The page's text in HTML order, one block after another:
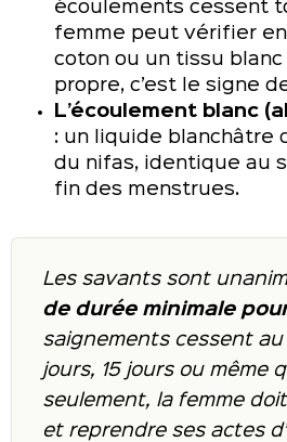
écoulements cessent
femme peut vérifier
coton ou un tissu blanc
propre, c’est le signe
L’écoulement blanc
: un liquide blanchâtre
du nifas, identique au
fin des menstrues.
Les savants sont
de durée minimale
saignements cessent au
jours, 15 jours ou même
seulement, la femme
et reprendre ses actes